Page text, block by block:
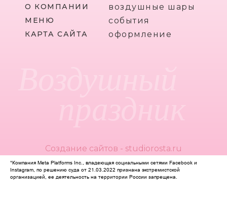
Создание сайтов - studiorosta.ru
О КОМПАНИИ
КАРТА САЙТА
МЕНЮ
воздушные шары
события
оформление
*Компания Meta Platforms Inc., владеющая социальными сетями Facebook и
Instagram, по решению суда от 21.03.2022 признана экстремистской
организацией, ее деятельность на территории России запрещена.